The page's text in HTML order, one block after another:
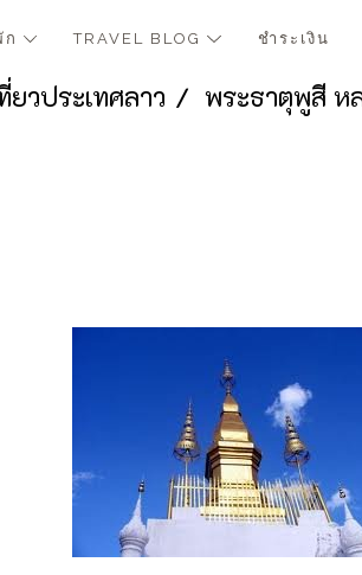
ก TRAVEL BLOG ชำระเงิน
ยวประเทศลาว พระธาตุพูสี ห